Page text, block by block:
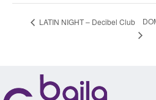
LATIN NIGHT – Decibel Club